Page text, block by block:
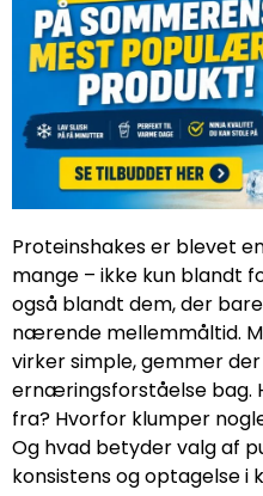
Proteinshakes er blevet
mange – ikke kun blandt
også blandt dem, der
nærende mellemmåltid.
virker simple, gemmer
ernæringsforståelse bag.
fra? Hvorfor klumper
Og hvad betyder valg af
konsistens og optagelse i